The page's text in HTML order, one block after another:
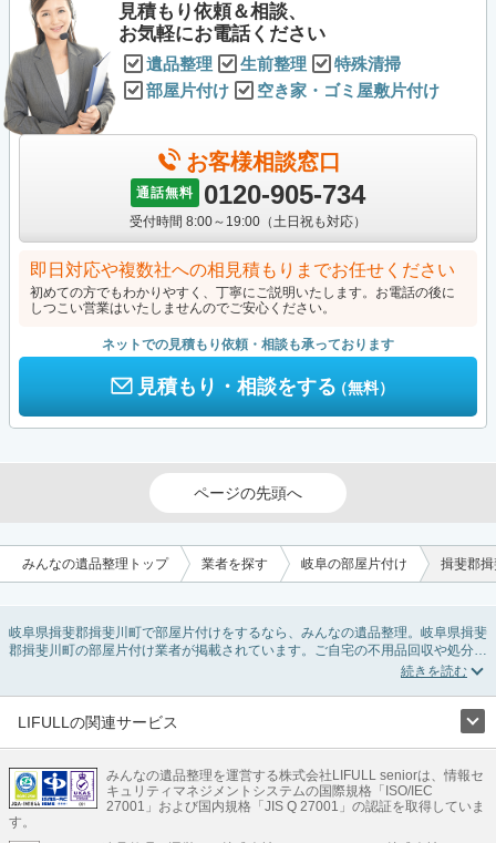
見積もり依頼＆相談、
お気軽にお電話ください
遺品整理 生前整理
特殊清掃
部屋片付け
空き家・ゴミ屋敷片付け
お客様相談窓口
通話無料 0120-905-734
受付時間 8:00～19:00（土日祝も対応）
即日対応や複数社への相見積もりまでお任せください
初めての方でもわかりやすく、丁寧にご説明いたします。お電話の後に
しつこい営業はいたしませんのでご安心ください。
ネットでの見積もり依頼・相談も承っております
見積もり・相談をする（無料）
ページの先頭へ
みんなの遺品整理トップ 業者を探す 岐阜の部屋片付け 揖斐郡
岐阜県揖斐郡揖斐川町で部屋片付けをするなら、みんなの遺品整理。岐阜県揖斐
郡揖斐川町の部屋片付け業者が掲載されています。ご自宅の不用品回収や処分品
の仕分け、貴重品の捜索などの依頼ができます。岐阜県揖斐郡揖斐川町の部屋片
を利用し検索してみましょう。部屋片付けはいつか着手しようと思っていると、
ご自分で無理なくできる片付け方法やご実家の片付けノウハウもお届けしていま
すので、ぜひあわせてご覧ください。
LIFULLの関連サービス
不動産・住宅
引越し 老人ホーム 地方創生 ママの就労支援
不動産クラウドファンディング 遺品整理 老後の暮らし情報
みんなの遺品整理を運営する株式会社LIFULL seniorは、情報セ
キュリティマネジメントシステムの国際規格「ISO/IEC
27001」および国内規格「JIS Q 27001」の認証を取得していま
す。